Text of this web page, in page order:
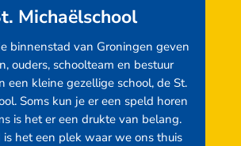
Michaëlschool
binnenstad van Groningen geven
ouders, schoolteam en bestuur
een kleine gezellige school, de St.
Soms kun je er een speld horen
is het er een drukte van belang.
is het een plek waar we ons thuis